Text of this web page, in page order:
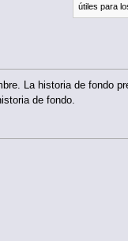
útiles para
La historia de fondo
de fondo.